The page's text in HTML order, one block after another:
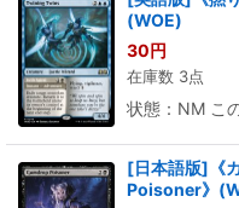
(WOE)
30円
在庫数 3点
状態：NM こ
[日本語版]《
Poisoner》